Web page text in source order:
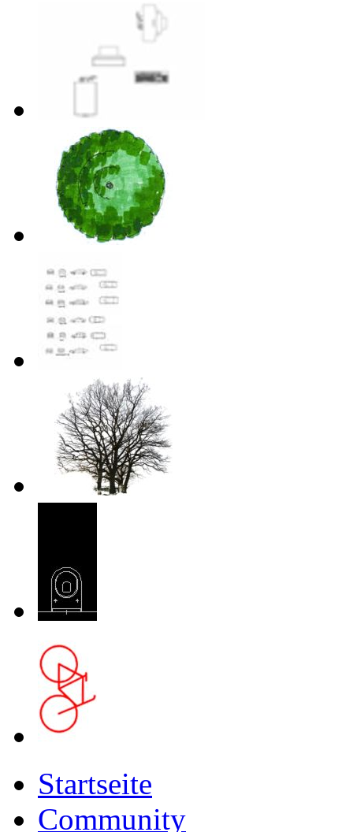
Startseite
Community